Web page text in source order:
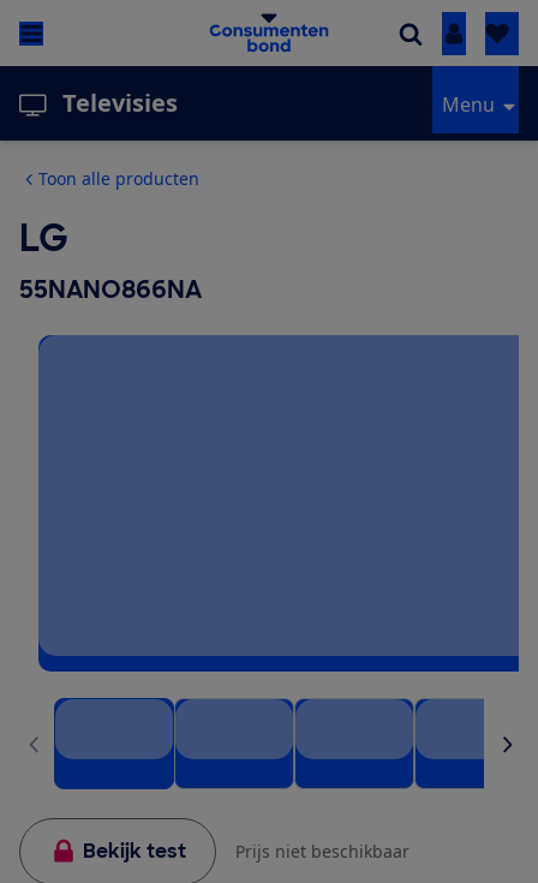
Inloggen
Televisies Menu
Toon alle producten
LG
55NANO866NA
Bekijk test Prijs niet beschikbaar